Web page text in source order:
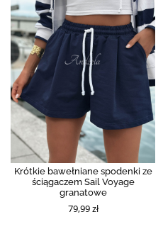
Krótkie bawełniane spodenki ze
ściągaczem Sail Voyage
granatowe
79,99 zł